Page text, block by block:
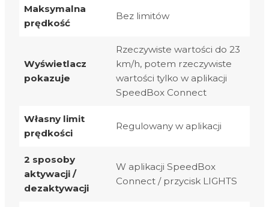
Maksymalna
prędkość
Bez limitów
Wyświetlacz
pokazuje
Rzeczywiste wartości do 23
km/h, potem rzeczywiste
wartości tylko w aplikacji
SpeedBox Connect
Własny limit
prędkości
Regulowany w aplikacji
2 sposoby
aktywacji /
dezaktywacji
W aplikacji SpeedBox
Connect / przycisk LIGHTS